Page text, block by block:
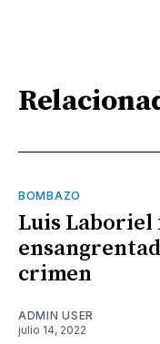
BOMBAZO
Luis Laboriel
crimen
ADMIN USER
julio 14, 2022